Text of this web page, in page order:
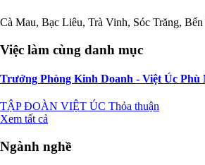
Cà Mau, Bạc Liêu, Trà Vinh, Sóc Trăng, Bến
Việc làm cùng danh mục
Trưởng Phòng Kinh Doanh - Việt Úc Phù
TẬP ĐOÀN VIỆT ÚC Thỏa thuận
Xem tất cả
Ngành nghề